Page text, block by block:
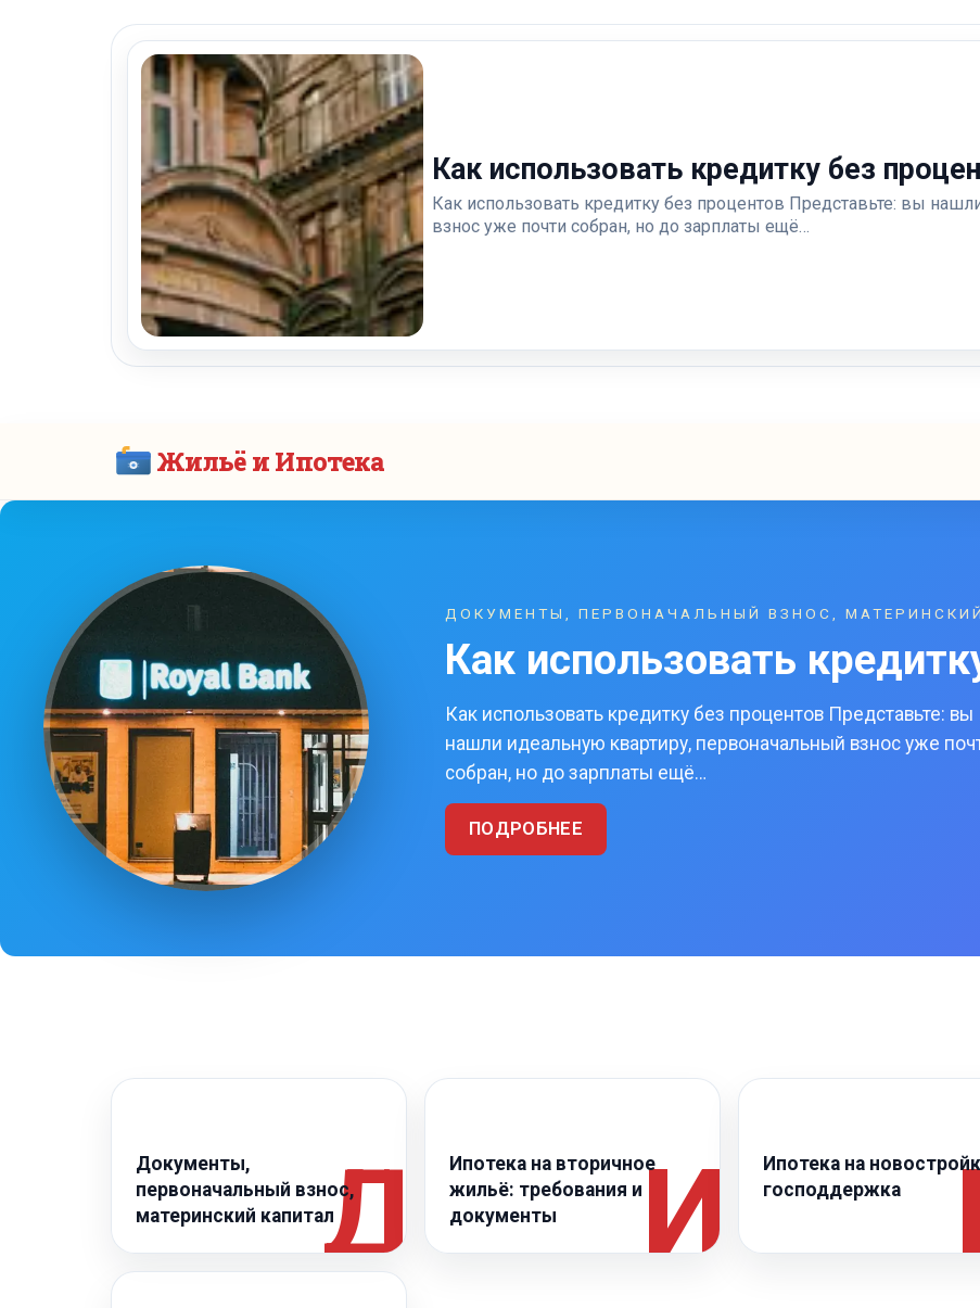
Как использовать кредитку без
Как использовать кредитку без процентов Представьте: вы
взнос уже почти собран, но до зарплаты ещё…
Жильё и Ипотека
ДОКУМЕНТЫ, ПЕРВОНАЧАЛЬНЫЙ ВЗНОС,
Как использовать
Как использовать кредитку без процентов Представьте: вы
нашли идеальную квартиру, первоначальный взнос уже
собран, но до зарплаты ещё…
ПОДРОБНЕЕ
Документы,
первоначальный взнос,
материнский капитал
Ипотека на вторичное
жильё: требования и
документы
Ипотека на
господдержка